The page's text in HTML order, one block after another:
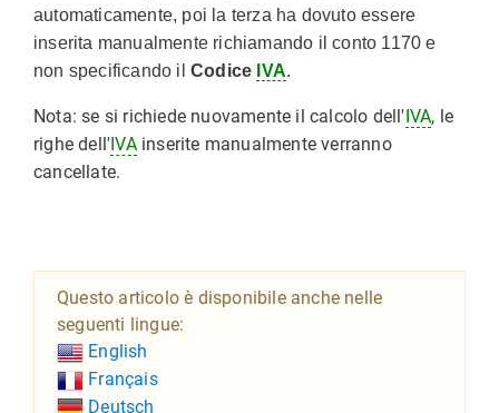
automaticamente, poi la terza ha dovuto essere
inserita manualmente richiamando il conto 1170 e
non specificando il Codice IVA.
Nota: se si richiede nuovamente il calcolo dell'IVA, le
righe dell'IVAinserite manualmente verranno
cancellate.
Questo articolo è disponibile anche nelle
seguenti lingue:
English
Français
Deutsch